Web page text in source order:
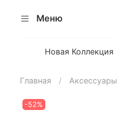
Меню
Новая Коллекция
Главная Аксессуары
-52%